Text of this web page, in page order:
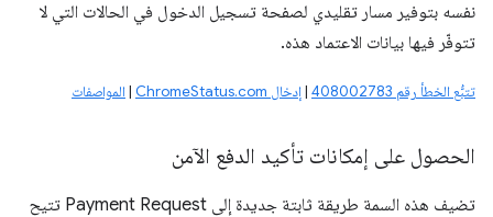
نفسه بتوفير مسار تقليدي لصفحة تسجيل الدخول في الحالات التي لا
تتوفّر فيها بيانات الاعتماد هذه.
تتبُّع الخطأ رقم 408002783 |إدخال ChromeStatus.com |المواصفات
الحصول على إمكانات تأكيد الدفع الآمن
تضيف هذه السمة طريقة ثابتة جديدة إلى Payment Request تتيح